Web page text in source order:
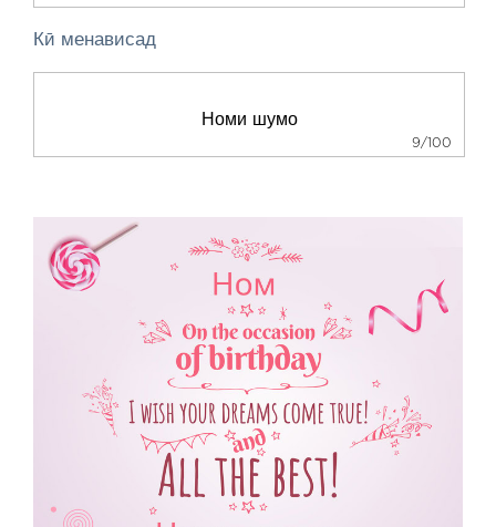
Кӣ менависад
9/100